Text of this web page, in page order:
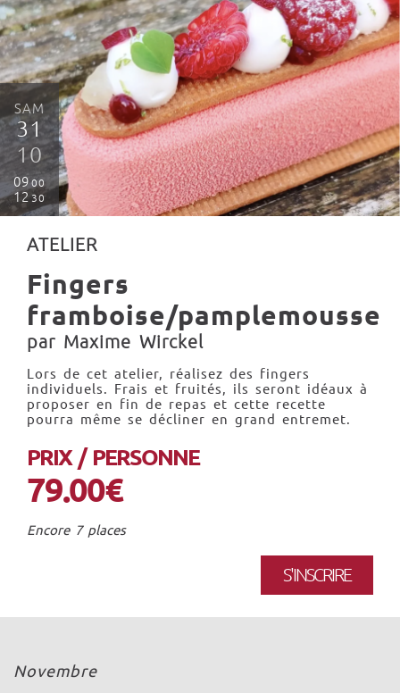
SAM
31
10
09 00
1230
ATELIER
Fingers
framboise/pamplemousse
par Maxime Wirckel
Lors de cet atelier, réalisez des fingers
individuels. Frais et fruités, ils seront idéaux à
proposer en fin de repas et cette recette
pourra même se décliner en grand entremet.
PRIX / PERSONNE
79.00€
Encore 7 places
S'INSCRIRE
Novembre